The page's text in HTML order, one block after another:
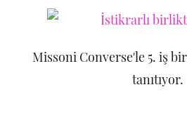
Missoni Converse'le 5. iş
tanıtıyor.